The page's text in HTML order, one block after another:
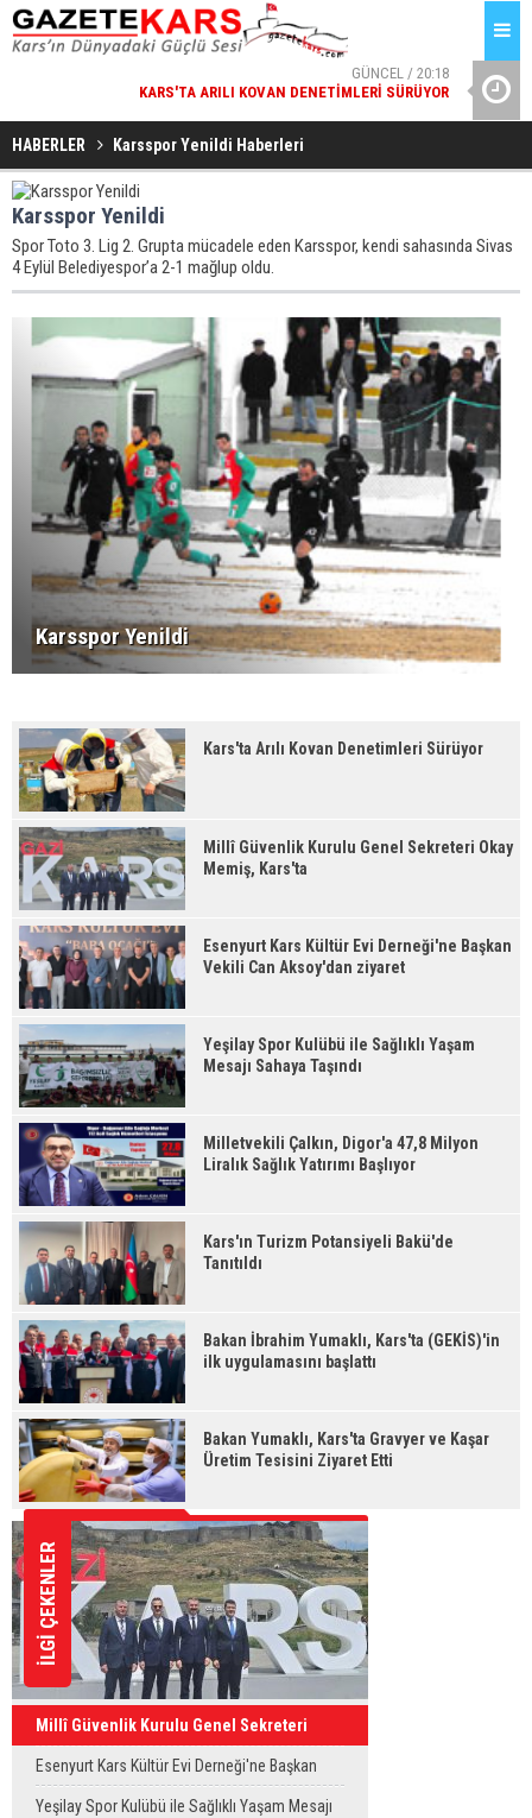
GÜNCEL / 20:18
KARS'TA ARILI KOVAN DENETIMLERI SÜRÜYOR
MILLÎ
HABERLER Karsspor Yenildi Haberleri
Karsspor Yenildi
Spor Toto 3. Lig 2. Grupta mücadele eden Karsspor, kendi sahasında Sivas
4 Eylül Belediyespor’a 2-1 mağlup oldu.
Karsspor Yenildi
Kars'ta Arılı Kovan Denetimleri Sürüyor
Millî Güvenlik Kurulu Genel Sekreteri Okay
Memiş, Kars'ta
Esenyurt Kars Kültür Evi Derneği'ne Başkan
Vekili Can Aksoy'dan ziyaret
Yeşilay Spor Kulübü ile Sağlıklı Yaşam
Mesajı Sahaya Taşındı
Milletvekili Çalkın, Digor'a 47,8 Milyon
Liralık Sağlık Yatırımı Başlıyor
Kars'ın Turizm Potansiyeli Bakü'de
Tanıtıldı
Bakan İbrahim Yumaklı, Kars'ta (GEKİS)'in
ilk uygulamasını başlattı
Bakan Yumaklı, Kars'ta Gravyer ve Kaşar
Üretim Tesisini Ziyaret Etti
İLGİ ÇEKENLER
Millî Güvenlik Kurulu Genel Sekreteri
Okay Memiş, Kars'ta
Esenyurt Kars Kültür Evi Derneği'ne Başkan
Vekili Can Aksoy'dan ziyaret
Yeşilay Spor Kulübü ile Sağlıklı Yaşam Mesajı